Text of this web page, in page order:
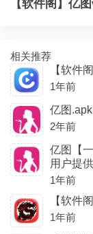
【软件阁】亿
相关推荐
【软件
1年前
亿图
2年前
亿图【
用户提
1年前
【软件
1年前